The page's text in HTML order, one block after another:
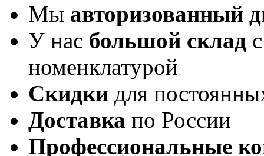
Мы авторизованный
У нас большой склад
номенклатурой
Скидки для
Доставка по России
Профессиональные